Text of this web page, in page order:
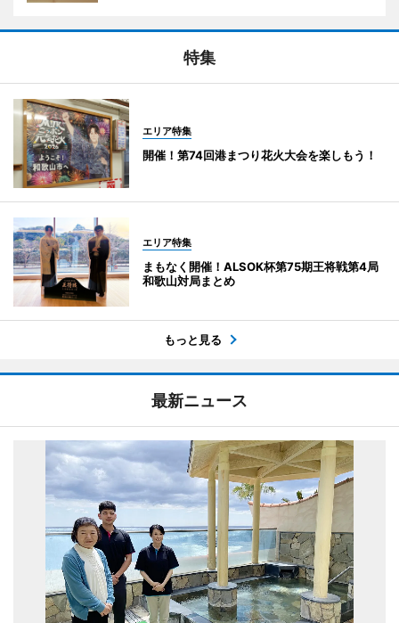
特集
エリア特集
開催！第74回港まつり花火大会を楽しもう！
エリア特集
まもなく開催！ALSOK杯第75期王将戦第4局
和歌山対局まとめ
もっと見る
最新ニュース